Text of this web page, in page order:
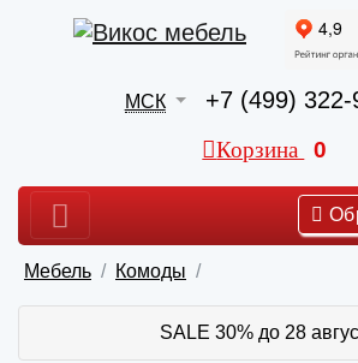
МСК +7 (499) 322-
Корзина 0
Мебель Комоды
SALE 30% до 28